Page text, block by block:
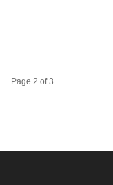
Page 2 of 3